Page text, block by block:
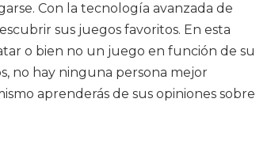
Con la tecnología avanzada de
sus juegos favoritos. En esta
o bien no un juego en función de su
no hay ninguna persona mejor
aprenderás de sus opiniones sobre